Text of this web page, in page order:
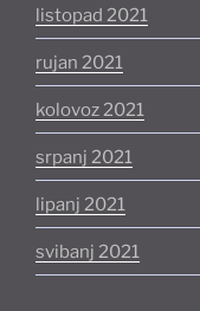
listopad 2021
rujan 2021
kolovoz 2021
srpanj 2021
lipanj 2021
svibanj 2021